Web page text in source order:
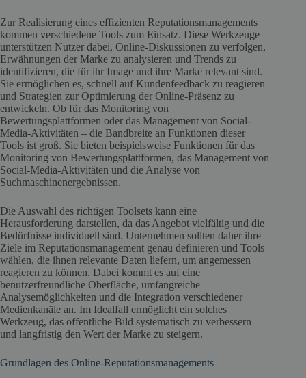
Zur Realisierung eines effizienten Reputationsmanagements
kommen verschiedene Tools zum Einsatz. Diese Werkzeuge
unterstützen Nutzer dabei, Online-Diskussionen zu verfolgen,
Erwähnungen der Marke zu analysieren und Trends zu
identifizieren, die für ihr Image und ihre Marke relevant sind.
Sie ermöglichen es, schnell auf Kundenfeedback zu reagieren
und Strategien zur Optimierung der Online-Präsenz zu
entwickeln. Ob für das Monitoring von
Bewertungsplattformen oder das Management von Social-
Media-Aktivitäten – die Bandbreite an Funktionen dieser
Tools ist groß. Sie bieten beispielsweise Funktionen für das
Monitoring von Bewertungsplattformen, das Management von
Social-Media-Aktivitäten und die Analyse von
Suchmaschinenergebnissen.
Die Auswahl des richtigen Toolsets kann eine
Herausforderung darstellen, da das Angebot vielfältig und die
Bedürfnisse individuell sind. Unternehmen sollten daher ihre
Ziele im Reputationsmanagement genau definieren und Tools
wählen, die ihnen relevante Daten liefern, um angemessen
reagieren zu können. Dabei kommt es auf eine
benutzerfreundliche Oberfläche, umfangreiche
Analysemöglichkeiten und die Integration verschiedener
Medienkanäle an. Im Idealfall ermöglicht ein solches
Werkzeug, das öffentliche Bild systematisch zu verbessern
und langfristig den Wert der Marke zu steigern.
Grundlagen des Online-Reputationsmanagements